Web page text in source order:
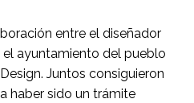
entre el diseñador
ayuntamiento del pueblo
Juntos consiguieron
haber sido un trámite